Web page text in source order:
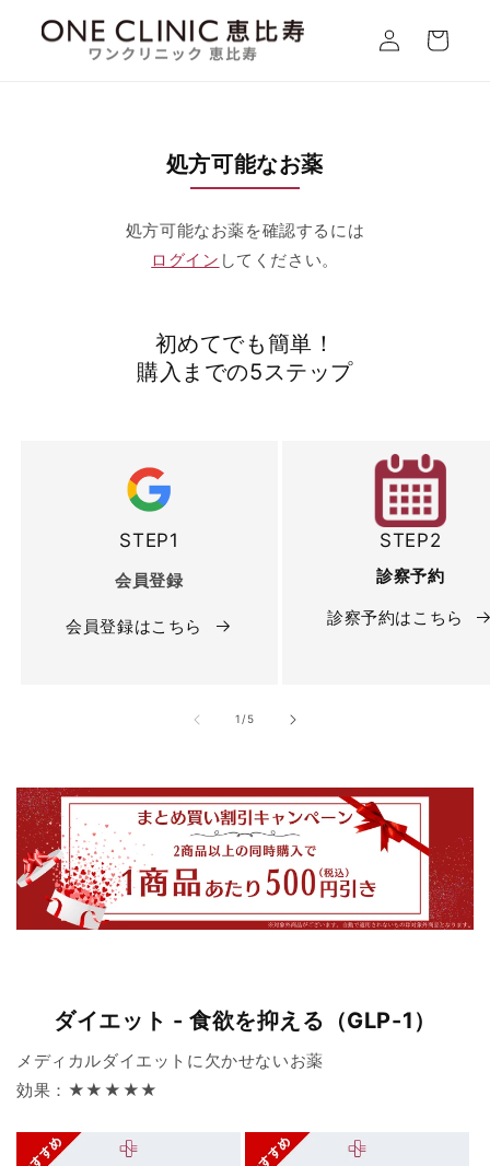
ンツに
進む
グ
イ
ー
処方可能なお薬
処方可能なお薬を確認するには
ログイン してください。
初めてでも簡単！
購入までの5ステップ
STEP1
会員登録
会員登録はこちら
STEP2
診察予約
診察予約はこちら
1 /の
5
ダイエット - 食欲を抑える（GLP-1）
メディカルダイエットに欠かせないお薬
効果：★★★★★